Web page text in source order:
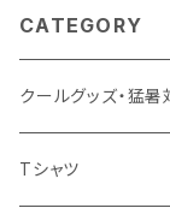
CATEGORY
クールグッズ・猛暑
扇風機
Tシャツ